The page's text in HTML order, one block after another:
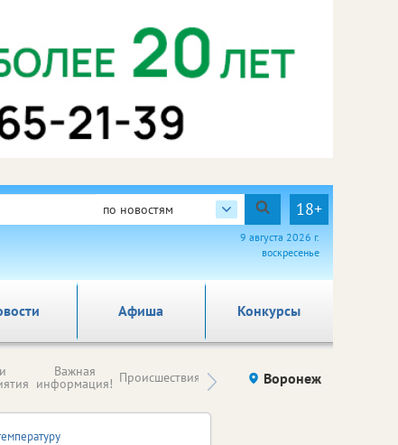
по новостям 18+
9 августа 2026 г.
воскресенье
Афиша Конкурсы
Важная
информация! Происшествия Здоровье компаний (на
Воронеж